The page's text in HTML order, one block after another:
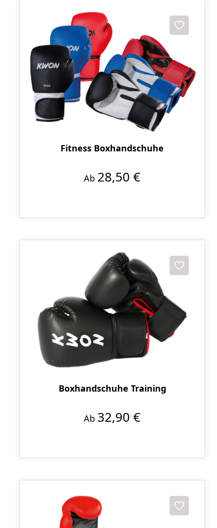
Fitness Boxhandschuhe
Ab 28,50 €
Boxhandschuhe Training
Ab 32,90 €